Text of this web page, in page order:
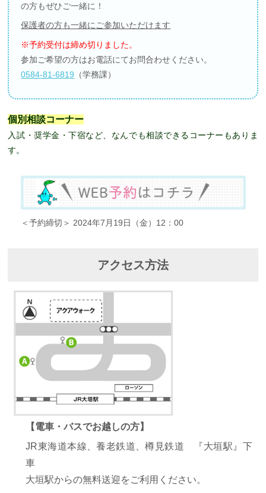
の方もぜひご一緒に！
保護者の方も一緒にご参加いただけます
※予約受付は締め切りました。
参加ご希望の方はお電話にてお問合わせください。
0584-81-6819 （学務課）
個別相談コーナー
入試・奨学金・下宿など、なんでも相談できるコーナーもありま
す。
＜予約締切＞ 2024年7月19日（金）12：00
アクセス方法
【電車・バスでお越しの方】
JR東海道本線、養老鉄道、樽見鉄道 『大垣駅』下
車
大垣駅からの無料送迎をご利用ください。